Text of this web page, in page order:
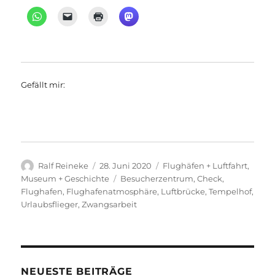
Gefällt mir:
Autor
Ralf Reineke
Veröffentlicht
am
28. Juni 2020 Kategorien
Flughäfen + Luftfahrt,
Museum + Geschichte
Schlagwörter
Besucherzentrum,Check,
Flughafen, Flughafenatmosphäre, Luftbrücke,Tempelhof,
Urlaubsflieger,Zwangsarbeit
NEUESTE BEITRÄGE